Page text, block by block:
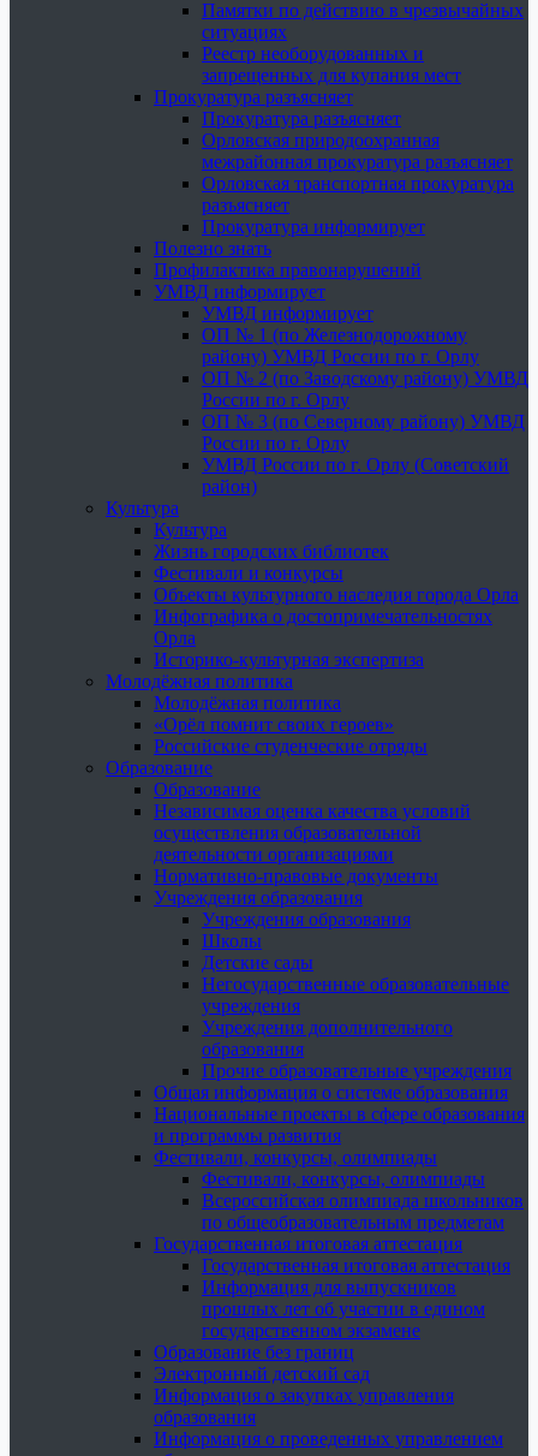
Памятки по действию в чрезвычайных
ситуациях
Реестр необорудованных и
запрещенных для купания мест
Прокуратура разъясняет
Прокуратура разъясняет
Орловская природоохранная
межрайонная прокуратура разъясняет
Орловская транспортная прокуратура
разъясняет
Прокуратура информирует
Полезно знать
Профилактика правонарушений
УМВД информирует
УМВД информирует
ОП № 1 (по Железнодорожному
району) УМВД России по г. Орлу
ОП № 2 (по Заводскому району) УМВД
России по г. Орлу
ОП № 3 (по Северному району) УМВД
России по г. Орлу
УМВД России по г. Орлу (Советский
район)
Культура
Культура
Жизнь городских библиотек
Фестивали и конкурсы
Объекты культурного наследия города Орла
Инфографика о достопримечательностях
Орла
Историко-культурная экспертиза
Молодёжная политика
Молодёжная политика
«Орёл помнит своих героев»
Российские студенческие отряды
Образование
Образование
Независимая оценка качества условий
осуществления образовательной
деятельности организациями
Нормативно-правовые документы
Учреждения образования
Учреждения образования
Школы
Детские сады
Негосударственные образовательные
учреждения
Учреждения дополнительного
образования
Прочие образовательные учреждения
Общая информация о системе образования
Национальные проекты в сфере образования
и программы развития
Фестивали, конкурсы, олимпиады
Фестивали, конкурсы, олимпиады
Всероссийская олимпиада школьников
по общеобразовательным предметам
Государственная итоговая аттестация
Государственная итоговая аттестация
Информация для выпускников
прошлых лет об участии в едином
государственном экзамене
Образование без границ
Электронный детский сад
Информация о закупках управления
образования
Информация о проведенных управлением